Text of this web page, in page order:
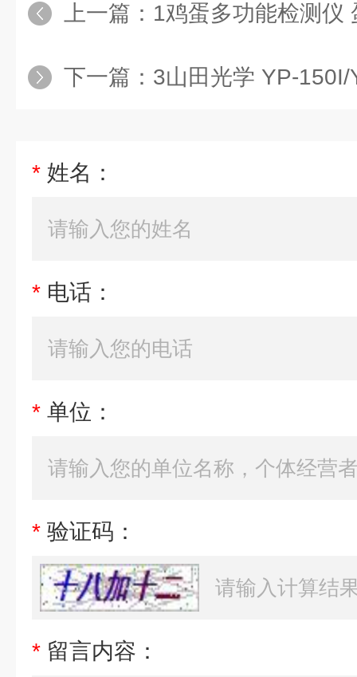
上一篇： 1鸡蛋多功能检测仪
下一篇： 3山田光学 YP-150I/
* 姓名：
* 电话：
* 单位：
* 验证码：
* 留言内容：